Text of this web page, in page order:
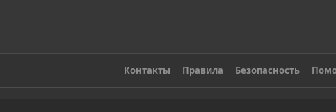
Контакты Правила Безопасность